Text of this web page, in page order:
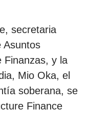
secretaria
Asuntos
Finanzas, y la
Mio Oka, el
soberana, se
Finance